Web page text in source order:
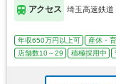
アクセス 埼玉高速鉄道
年収650万円以上可 産休・
店舗数10～29
積極採用中